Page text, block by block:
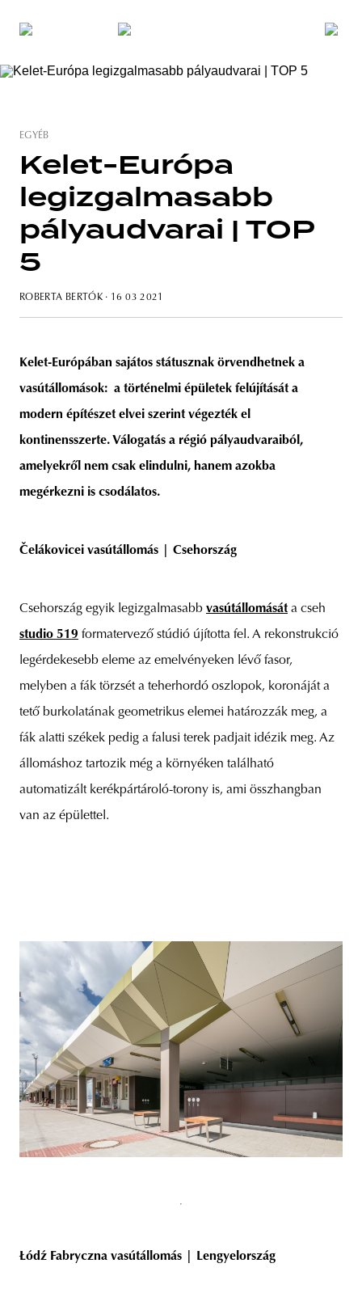
budapest poland branding
EGYÉB
Kelet-Európa
legizgalmasabb
pályaudvarai | TOP
5
ROBERTA BERTÓK · 16 03 2021
Kelet-Európában sajátos státusznak örvendhetnek a
vasútállomások: a történelmi épületek felújítását a
modern építészet elvei szerint végezték el
kontinensszerte. Válogatás a régió pályaudvaraiból,
amelyekről nem csak elindulni, hanem azokba
megérkezni is csodálatos.
Čelákovicei vasútállomás | Csehország
Csehország egyik legizgalmasabb vasútállomását a cseh
studio 519 formatervező stúdió újította fel. A rekonstrukció
legérdekesebb eleme az emelvényeken lévő fasor,
melyben a fák törzsét a teherhordó oszlopok, koronáját a
tető burkolatának geometrikus elemei határozzák meg, a
fák alatti székek pedig a falusi terek padjait idézik meg. Az
állomáshoz tartozik még a környéken található
automatizált kerékpártároló-torony is, ami összhangban
van az épülettel.
Łódź Fabryczna vasútállomás | Lengyelország